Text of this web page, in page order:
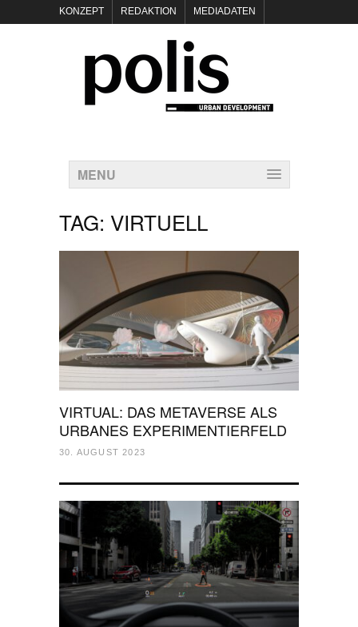
KONZEPT REDAKTION MEDIADATEN
POLIS KEYNOTES
KONTAKT DATENSCHUTZ IMPRESSUM
MENU
TAG: VIRTUELL
VIRTUAL: DAS METAVERSE ALS
URBANES EXPERIMENTIERFELD
30. AUGUST 2023